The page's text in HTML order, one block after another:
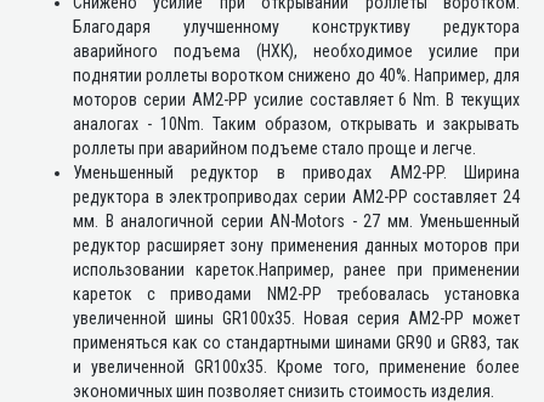
Благодаря улучшенному конструктиву редуктора
аварийного подъема (НХК), необходимое усилие при
поднятии роллеты воротком снижено до 40%. Например, для
моторов серии AM2-PP усилие составляет 6 Nm. В текущих
аналогах - 10Nm. Таким образом, открывать и закрывать
роллеты при аварийном подъеме стало проще и легче.
Уменьшенный редуктор в приводах AM2-PP. Ширина
редуктора в электроприводах серии AM2-PP составляет 24
мм. В аналогичной серии AN-Motors - 27 мм. Уменьшенный
редуктор расширяет зону применения данных моторов при
использовании кареток.Например, ранее при применении
кареток с приводами NM2-PP требовалась установка
увеличенной шины GR100x35. Новая серия AM2-PP может
применяться как со стандартными шинами GR90 и GR83, так
и увеличенной GR100x35. Кроме того, применение более
экономичных шин позволяет снизить стоимость изделия.